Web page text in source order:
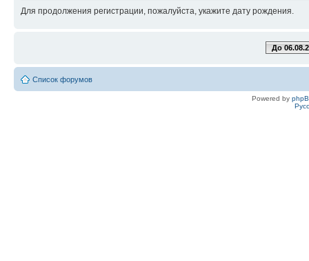
Для продолжения регистрации, пожалуйста, укажите дату рождения.
До
Список форумов
Powered by